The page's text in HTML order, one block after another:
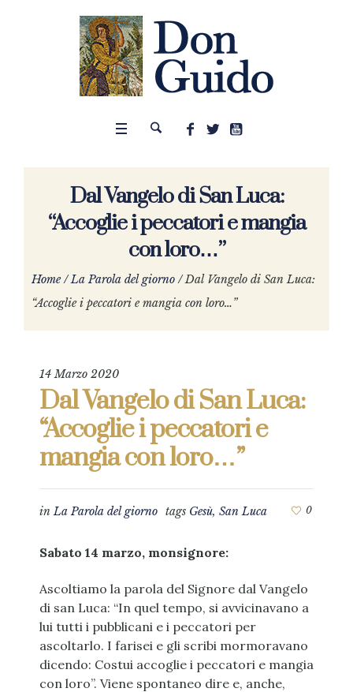
Dal Vangelo di San Luca:
“Accoglie i peccatori e mangia
con loro…”
Home /La Parola del giorno /Dal Vangelo di San Luca:
“Accoglie i peccatori e mangia con loro…”
14 Marzo 2020
Dal Vangelo di San Luca:
“Accoglie i peccatori e
mangia con loro…”
inLa Parola del giorno tags Gesù, San Luca 0
Sabato 14 marzo, monsignore:
Ascoltiamo la parola del Signore dal Vangelo
di san Luca: “In quel tempo, si avvicinavano a
lui tutti i pubblicani e i peccatori per
ascoltarlo. I farisei e gli scribi mormoravano
dicendo: Costui accoglie i peccatori e mangia
con loro”. Viene spontaneo dire e, anche,